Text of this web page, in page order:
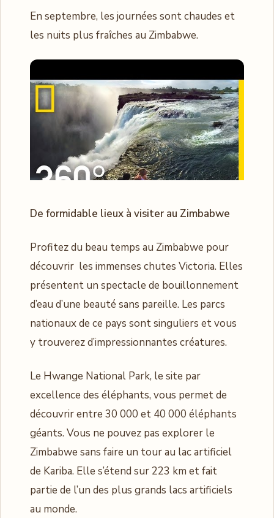
En septembre, les journées sont chaudes et
les nuits plus fraîches au Zimbabwe.
De formidable lieux à visiter au Zimbabwe
Profitez du beau temps au Zimbabwe pour
découvrir les immenses chutes Victoria. Elles
présentent un spectacle de bouillonnement
d’eau d’une beauté sans pareille. Les parcs
nationaux de ce pays sont singuliers et vous
y trouverez d’impressionnantes créatures.
Le Hwange National Park, le site par
excellence des éléphants, vous permet de
découvrir entre 30 000 et 40 000 éléphants
géants. Vous ne pouvez pas explorer le
Zimbabwe sans faire un tour au lac artificiel
de Kariba. Elle s’étend sur 223 km et fait
partie de l’un des plus grands lacs artificiels
au monde.